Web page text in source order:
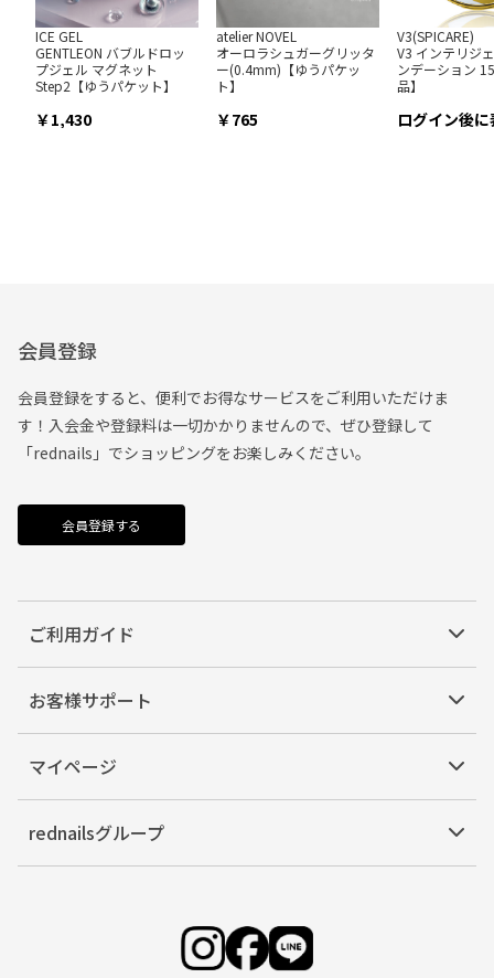
ICE GEL
GENTLEON バブルドロッ
プジェル マグネット
Step2【ゆうパケット】
1,430
atelier NOVEL
オーロラシュガーグリッタ
ー(0.4mm)【ゆうパケッ
ト】
765
V3(SPICARE)
V3 インテリジ
ンデーション
品】
ログイン後に
会員登録
会員登録をすると、便利でお得なサービスをご利用いただけま
す！入会金や登録料は一切かかりませんので、ぜひ登録して
「rednails」でショッピングをお楽しみください。
会員登録する
ご利用ガイド
お客様サポート
マイページ
rednailsグループ